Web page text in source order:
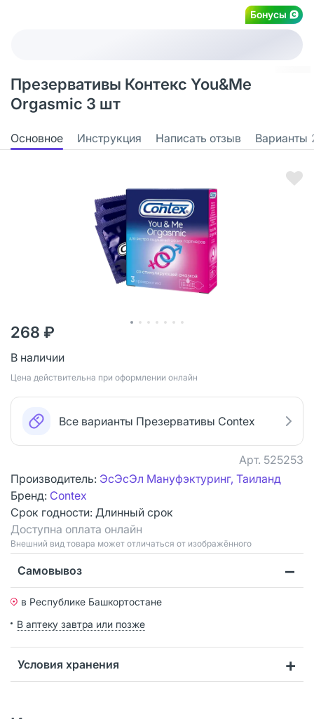
Бонусы
Презервативы Контекс You&Me
Orgasmic 3 шт
Основное Инструкция Написать отзыв Варианты
268 ₽
В наличии
Цена действительна при оформлении онлайн
Все варианты Презервативы Contex
Арт. 525253
Производитель: ЭсЭсЭл Мануфэктуринг, Таиланд
Бренд: Contex
Срок годности: Длинный срок
Доступна оплата онлайн
Bнешний вид товара может отличаться от изображённого
Самовывоз
в Республике Башкортостане
В аптеку завтра или позже
Условия хранения